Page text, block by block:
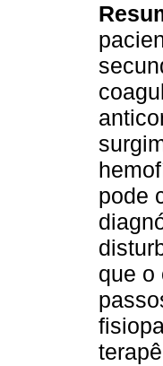
pode
que o